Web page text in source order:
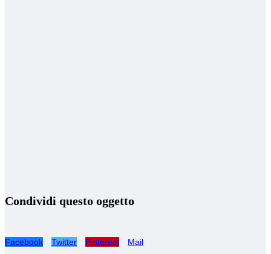
Condividi questo oggetto
Facebook Twitter Pinterest Mail